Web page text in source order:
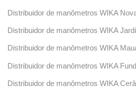
Distribuidor de manômetros WIKA
Distribuidor de manômetros WIKA
Distribuidor de manômetros WIKA
Distribuidor de manômetros WIKA
Distribuidor de manômetros WIKA